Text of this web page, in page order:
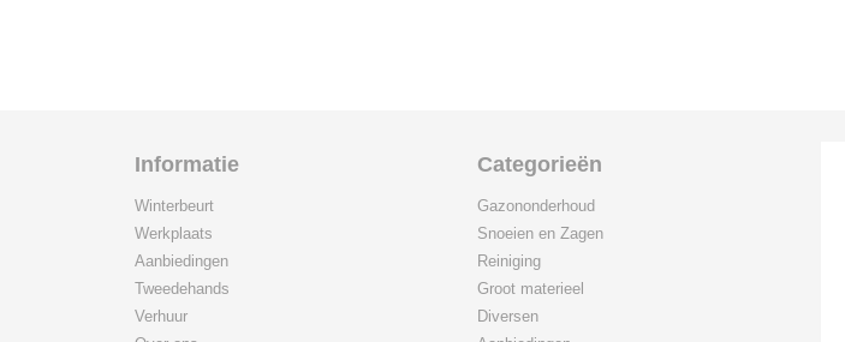
Informatie
Winterbeurt
Werkplaats
Aanbiedingen
Tweedehands
Verhuur
Categorieën
Gazononderhoud
Snoeien en Zagen
Reiniging
Groot materieel
Diversen